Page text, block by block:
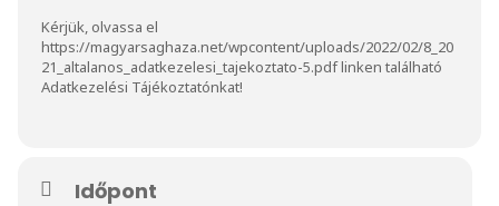
Kérjük, olvassa el
https://magyarsaghaza.net/wpcontent/uploads/2022/02/8_20
21_altalanos_adatkezelesi_tajekoztato-5.pdflinken található
Adatkezelési Tájékoztatónkat!
Időpont